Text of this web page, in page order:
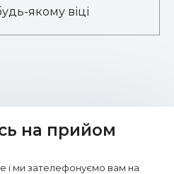
якому віці
на прийом
і ми зателефонуємо вам на